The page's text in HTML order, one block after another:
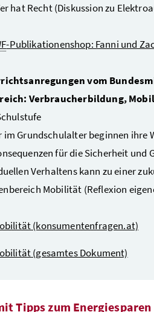
hat Recht (Diskussion zu
-Publikationenshop: Fanni und
vom
Verbraucherbildung,
im Grundschulalter beginnen ihre
für die Sicherheit und
Verhaltens kann zu einer
Mobilität (Reflexion
(konsumentenfragen.at)
(gesamtes Dokument)
Tipps zum